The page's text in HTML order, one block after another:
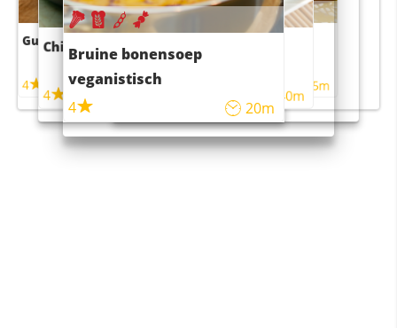
Guacamole
4
Chili con carne
4 45m
Bruine bonensoep
veganistisch
4
20m
Sushi rijstsalade
maaltijdsalade
40m
4 55m